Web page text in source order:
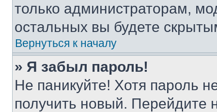
только администраторам,
остальных вы будете
Вернуться к началу
» Я забыл пароль!
Не паникуйте! Хотя пароль
получить новый. Перейдите